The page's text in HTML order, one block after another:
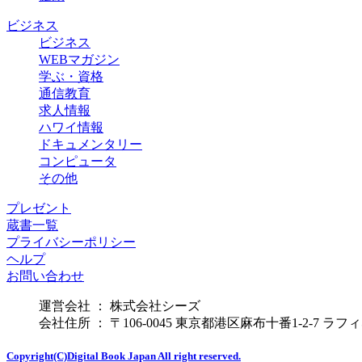
ビジネス
ビジネス
WEBマガジン
学ぶ・資格
通信教育
求人情報
ハワイ情報
ドキュメンタリー
コンピュータ
その他
プレゼント
蔵書一覧
プライバシーポリシー
ヘルプ
お問い合わせ
運営会社 ： 株式会社シーズ
会社住所 ： 〒106-0045 東京都港区麻布十番1-2-7 ラフ
Copyright(C)Digital Book Japan All right reserved.